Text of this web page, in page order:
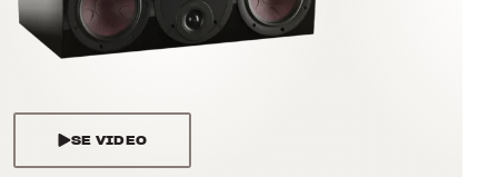
Tilbehør
MERKER
SE VIDEO